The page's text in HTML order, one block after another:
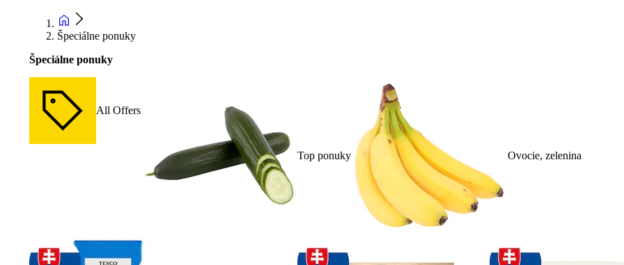
Špeciálne ponuky
Špeciálne ponuky
All Offers
Top ponuky Ovocie, zelenina